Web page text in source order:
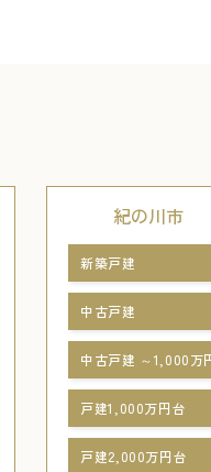
紀の川市
新築戸建
中古戸建
中古戸建 ～1,000万
戸建1,000万円台
戸建2,000万円台